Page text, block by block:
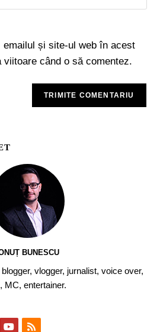
emailul și site-ul web în acest
viitoare când o să comentez.
BUNESCU
vlogger, jurnalist, voice over,
MC, entertainer.